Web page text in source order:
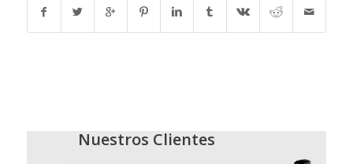
Nuestros Clientes